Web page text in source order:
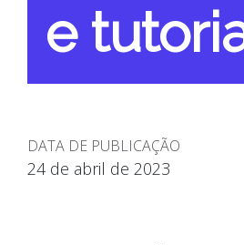
e
DATA DE PUBLICAÇÃO
24 de abril de 2023